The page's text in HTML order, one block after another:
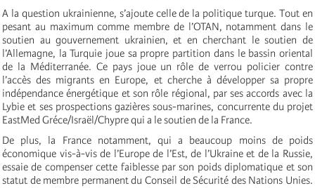
A la question ukrainienne, s’ajoute celle de la politique turque. Tout en
pesant au maximum comme membre de l’OTAN, notamment dans le
soutien au gouvernement ukrainien, et en cherchant le soutien de
l’Allemagne, la Turquie joue sa propre partition dans le bassin oriental
de la Méditerranée. Ce pays joue un rôle de verrou policier contre
l’accès des migrants en Europe, et cherche à développer sa propre
indépendance énergétique et son rôle régional, par ses accords avec la
Lybie et ses prospections gazières sous-marines, concurrente du projet
EastMed Gréce/Israël/Chypre qui a le soutien de la France.
De plus, la France notamment, qui a beaucoup moins de poids
économique vis-à-vis de l’Europe de l’Est, de l’Ukraine et de la Russie,
essaie de compenser cette faiblesse par son poids diplomatique et son
statut de membre permanent du Conseil de Sécurité des Nations Unies.